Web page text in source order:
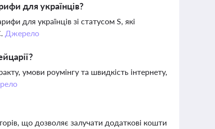
для українців?
для українців зі статусом S, які
Джерело
умови роумінгу та швидкість інтернету,
що дозволяє залучати додаткові кошти